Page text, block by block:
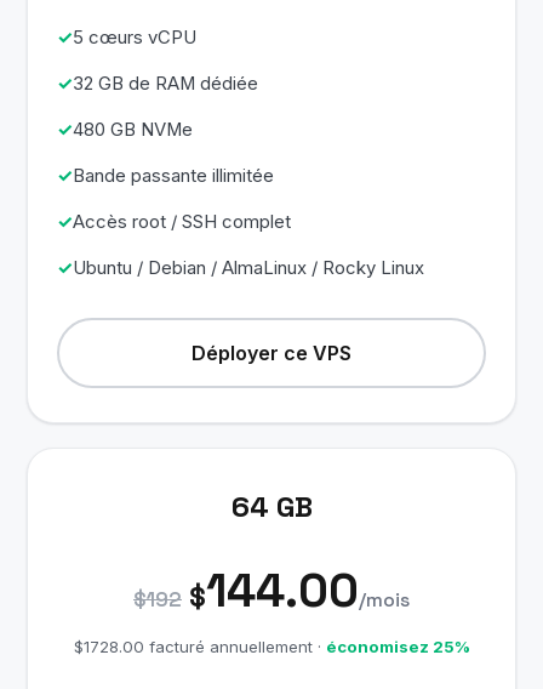
5 cœurs vCPU
32 GB de RAM dédiée
480 GB NVMe
Bande passante illimitée
Accès root / SSH complet
Ubuntu / Debian / AlmaLinux / Rocky Linux
Déployer ce VPS
64 GB
$192 $144.00/mois
$1728.00 facturé annuellement · économisez 25%